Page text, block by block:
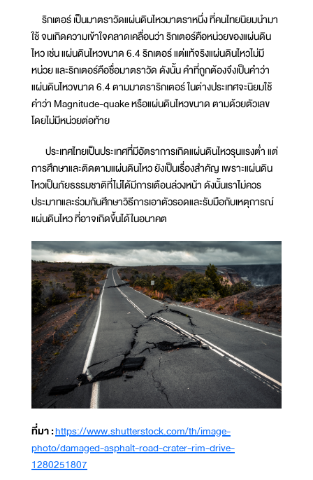
ริกเตอร์ เป็นมาตราวัดแผ่นดินไหวมาตราหนึ่ง ที่คนไทยนิยมนำมา
ใช้ จนเกิดความเข้าใจคลาดเคลื่อนว่า ริกเตอร์คือหน่วยของแผ่นดิน
ไหว เช่น แผ่นดินไหวขนาด 6.4 ริกเตอร์ แต่แท้จริงแผ่นดินไหวไม่มี
หน่วย และริกเตอร์คือชื่อมาตราวัด ดังนั้น คำที่ถูกต้องจึงเป็นคำว่า
แผ่นดินไหวขนาด 6.4 ตามมาตราริกเตอร์ ในต่างประเทศจะนิยมใช้
คำว่า Magnitude-quake หรือแผ่นดินไหวขนาด ตามด้วยตัวเลข
โดยไม่มีหน่วยต่อท้าย
ประเทศไทยเป็นประเทศที่มีอัตราการเกิดแผ่นดินไหวรุนแรงต่ำ แต่
การศึกษาและติดตามแผ่นดินไหว ยังเป็นเรื่องสำคัญ เพราะแผ่นดิน
ไหวเป็นภัยธรรมชาติที่ไม่ได้มีการเตือนล่วงหน้า ดังนั้นเราไม่ควร
ประมาทและร่วมกันศึกษาวิธีการเอาตัวรอดและรับมือกับเหตุการณ์
แผ่นดินไหว ที่อาจเกิดขึ้นได้ในอนาคต
ที่มา :https://www.shutterstock.com/th/image-
photo/damaged-asphalt-road-crater-rim-drive-
1280251807